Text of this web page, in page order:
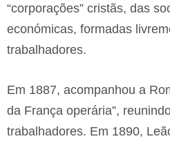
“corporações” cristãs, das
económicas, formadas
trabalhadores.
Em 1887, acompanhou a
da França operária”,
trabalhadores. Em 1890,